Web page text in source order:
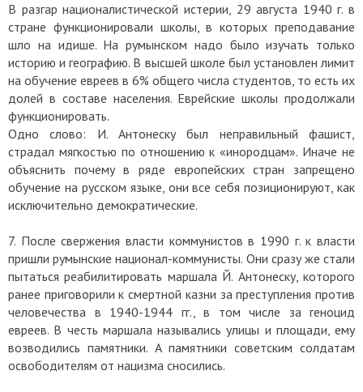
В разгар националистической истерии, 29 августа 1940 г. в
стране функционировали школы, в которых преподавание
шло на идише. На румынском надо было изучать только
историю и географию. В высшей школе был установлен лимит
на обучение евреев в 6% общего числа студентов, то есть их
долей в составе населения. Еврейские школы продолжали
функционировать.
Одно слово: И. Антонеску был неправильный фашист,
страдал мягкостью по отношению к «инородцам». Иначе не
объяснить почему в ряде европейских стран запрещено
обучение на русском языке, они все себя позиционируют, как
исключительно демократические.
7. После свержения власти коммунистов в 1990 г. к власти
пришли румынские национал-коммунисты. Они сразу же стали
пытаться реабилитировать маршала Й. Антонеску, которого
ранее приговорили к смертной казни за преступления против
человечества в 1940-1944 гг., в том числе за геноцид
евреев. В честь маршала назывались улицы и площади, ему
возводились памятники. А памятники советским солдатам
освободителям от нацизма сносились.